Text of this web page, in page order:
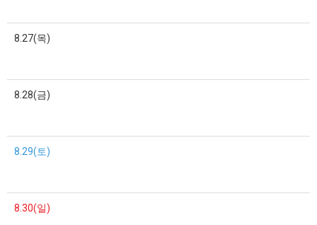
8.27(목)
8.28(금)
8.29(토)
8.30(일)